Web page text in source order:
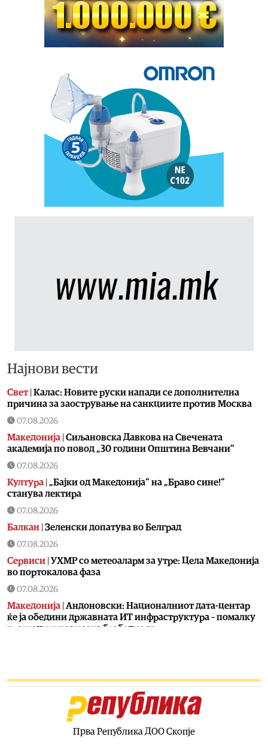
Најнови вести
Свет| Калас: Новите руски напади се дополнителна
причина за заострување на санкциите против Москва
07.08.2026
Македонија Сиљановска Давкова на Свечената
академија по повод „30 години Општина Вевчани“
07.08.2026
Култура „Бајки од Македонија“ на „Браво сине!“
станува лектира
07.08.2026
Балкан Зеленски допатува во Белград
07.08.2026
Сервиси УХМР со метеоаларм за утре: Цела Македонија
во портокалова фаза
07.08.2026
Македонија Андоновски: Националниот дата-центар
ќе ја обедини државната ИТ инфраструктура – помалку
трошоци и повисока безбедност
Скокна минималниот износ за К-15 – Еве
колку пари ќе ни легнат на сметка годинава
Прва Република ДОО Скопје